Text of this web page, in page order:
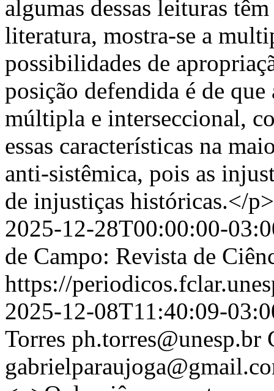
algumas dessas leituras
literatura, mostra-se a
possibilidades de
posição defendida é de
múltipla e interseccional,
essas características na
anti-sistêmica, pois as
de injustiças históricas.</p>
2025-12-28T00:00:00-
de Campo: Revista de
https://
2025-12-08T11:40:09-
Torres ph.torres@unesp.br